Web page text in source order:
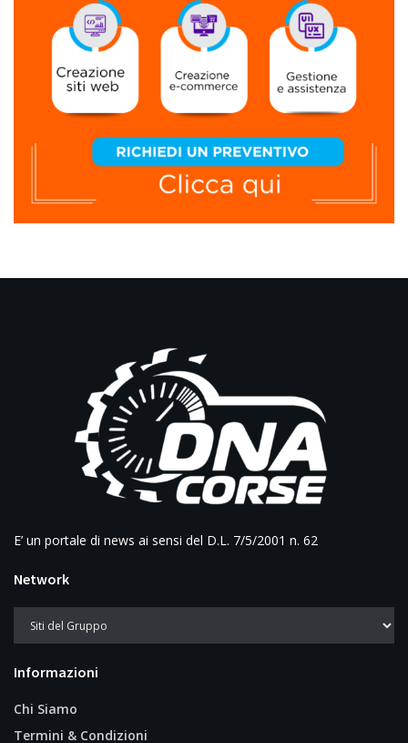
E’ un portale di news ai sensi del D.L. 7/5/2001 n. 62
Network
Informazioni
Chi Siamo
Termini & Condizioni